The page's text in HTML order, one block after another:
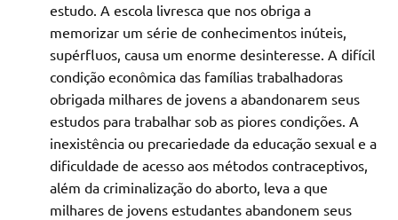
estudo. A escola livresca que nos obriga a
memorizar um série de conhecimentos inúteis,
supérfluos, causa um enorme desinteresse. A difícil
condição econômica das famílias trabalhadoras
obrigada milhares de jovens a abandonarem seus
estudos para trabalhar sob as piores condições. A
inexistência ou precariedade da educação sexual e a
dificuldade de acesso aos métodos contraceptivos,
além da criminalização do aborto, leva a que
milhares de jovens estudantes abandonem seus